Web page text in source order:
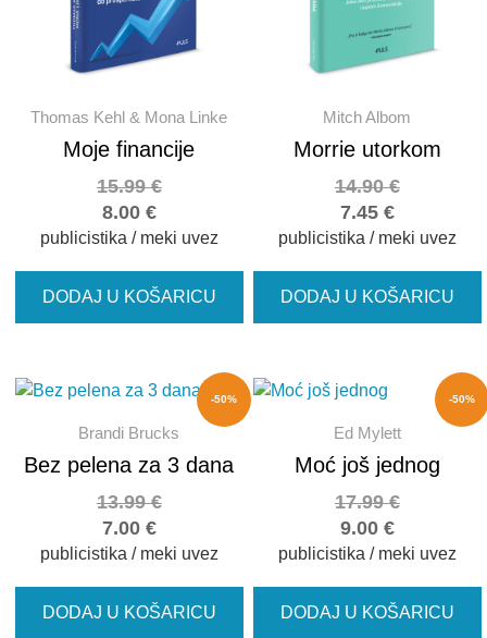
Thomas Kehl & Mona Linke
Moje financije
8.00 €
15.99€
publicistika / meki uvez
DODAJ U KOŠARICU
Mitch Albom
Morrie utorkom
7.45 €
14.90€
publicistika / meki uvez
DODAJ U KOŠARICU
-50%
Brandi Brucks
Bez pelena za 3 dana
7.00 €
13.99€
publicistika / meki uvez
DODAJ U KOŠARICU
-50%
Ed Mylett
Moć još jednog
9.00 €
17.99€
publicistika / meki uvez
DODAJ U KOŠARICU